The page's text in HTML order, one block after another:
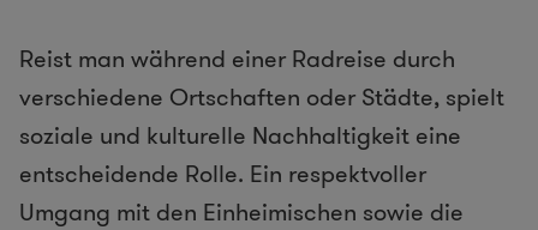
Reist man während einer Radreise durch
verschiedene Ortschaften oder Städte, spielt
soziale und kulturelle Nachhaltigkeit eine
entscheidende Rolle. Ein respektvoller
Umgang mit den Einheimischen sowie die